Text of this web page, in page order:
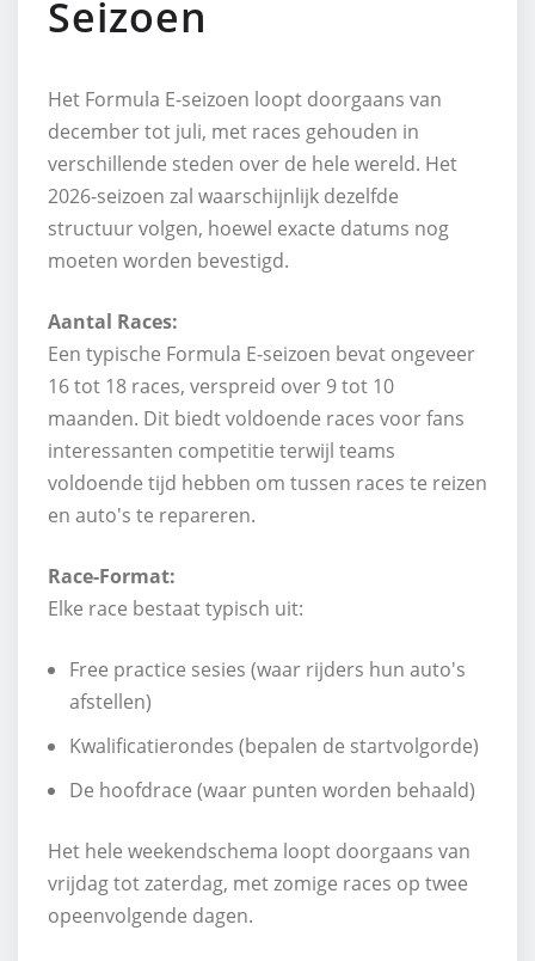
Seizoen
Het Formula E-seizoen loopt doorgaans van
december tot juli, met races gehouden in
verschillende steden over de hele wereld. Het
2026-seizoen zal waarschijnlijk dezelfde
structuur volgen, hoewel exacte datums nog
moeten worden bevestigd.
Aantal Races:
Een typische Formula E-seizoen bevat ongeveer
16 tot 18 races, verspreid over 9 tot 10
maanden. Dit biedt voldoende races voor fans
interessanten competitie terwijl teams
voldoende tijd hebben om tussen races te reizen
en auto's te repareren.
Race-Format:
Elke race bestaat typisch uit:
Free practice sesies (waar rijders hun auto's
afstellen)
Kwalificatierondes (bepalen de startvolgorde)
De hoofdrace (waar punten worden behaald)
Het hele weekendschema loopt doorgaans van
vrijdag tot zaterdag, met zomige races op twee
opeenvolgende dagen.